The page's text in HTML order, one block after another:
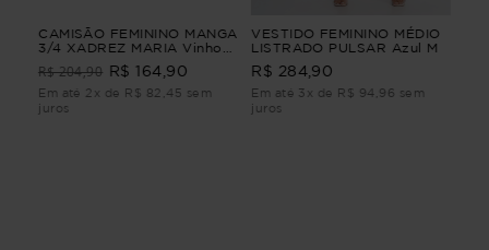
CAMISÃO FEMININO MANGA
3/4 XADREZ MARIA Vinho
R$ 204,90 R$ 164,90
Em até 2x de R$ 82,45 sem
juros
VESTIDO FEMININO MÉDIO
LISTRADO PULSAR Azul M
R$ 284,90
Em até 3x de R$ 94,96 sem
juros